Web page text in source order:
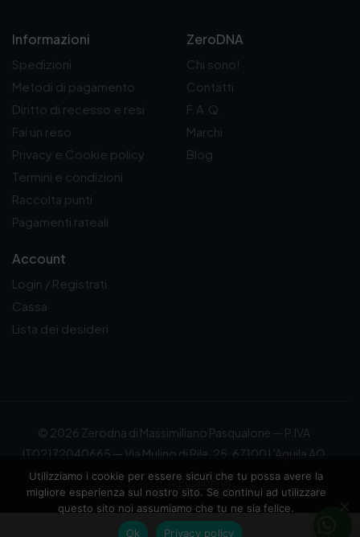
Informazioni
Spedizioni
Metodi di pagamento
Diritto di recesso e resi
Fai un reso
Privacy e Cookie policy
Termini e condizioni
Raccolta punti
Pagamenti rateali
Account
Login / Registrati
Cassa
Lista dei desideri
ZeroDNA
Chi sono!
Contatti
F.A.Q.
Marchi
Blog
© 2026 Zerodna di Massimiliano Pasqualone — P.IVA
IT02172040665 — Via Mulino di Pile, 25, 67100 L'Aquila AQ
Powered byPublipress
Utilizziamo i cookie per essere sicuri che tu possa avere la
migliore esperienza sul nostro sito. Se continui ad utilizzare
questo sito noi assumiamo che tu ne sia felice.
Ok
Privacy policy